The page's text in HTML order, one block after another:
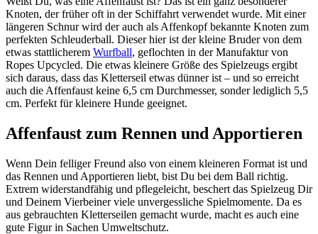
Knoten, der früher oft in der Schiffahrt verwendet wurde. Mit einer
längeren Schnur wird der auch als Affenkopf bekannte Knoten zum
perfekten Schleuderball. Dieser hier ist der kleine Bruder von dem
etwas stattlicherem Wurfball, geflochten in der Manufaktur von
Ropes Upcycled. Die etwas kleinere Größe des Spielzeugs ergibt
sich daraus, dass das Kletterseil etwas dünner ist – und so erreicht
auch die Affenfaust keine 6,5 cm Durchmesser, sonder lediglich 5,5
cm. Perfekt für kleinere Hunde geeignet.
Affenfaust zum Rennen und Apportieren
Wenn Dein felliger Freund also von einem kleineren Format ist und
das Rennen und Apportieren liebt, bist Du bei dem Ball richtig.
Extrem widerstandfähig und pflegeleicht, beschert das Spielzeug Dir
und Deinem Vierbeiner viele unvergessliche Spielmomente. Da es
aus gebrauchten Kletterseilen gemacht wurde, macht es auch eine
gute Figur in Sachen Umweltschutz.